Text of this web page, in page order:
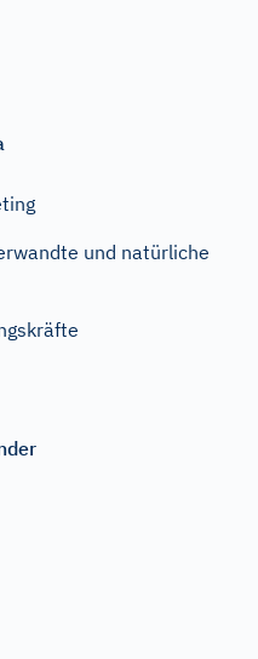
und natürliche